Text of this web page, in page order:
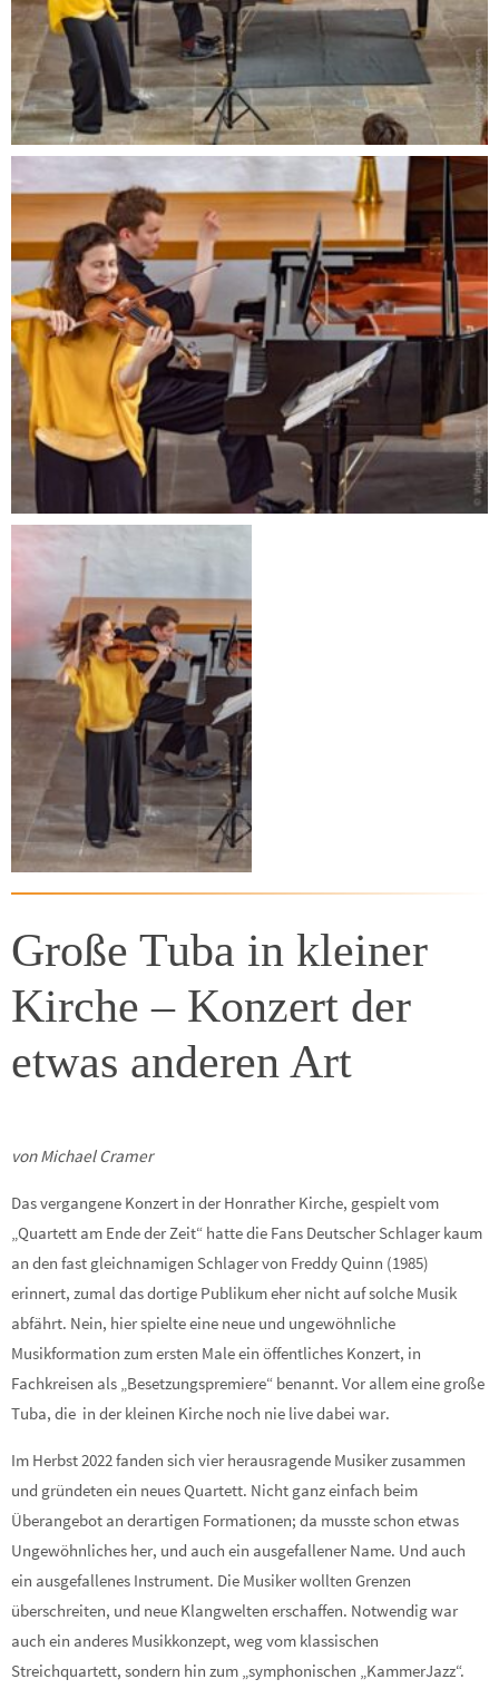
Große Tuba in kleiner
Kirche – Konzert der
etwas anderen Art
von Michael Cramer
Das vergangene Konzert in der Honrather Kirche, gespielt vom
„Quartett am Ende der Zeit“ hatte die Fans Deutscher Schlager kaum
an den fast gleichnamigen Schlager von Freddy Quinn (1985)
erinnert, zumal das dortige Publikum eher nicht auf solche Musik
abfährt. Nein, hier spielte eine neue und ungewöhnliche
Musikformation zum ersten Male ein öffentliches Konzert, in
Fachkreisen als „Besetzungspremiere“ benannt. Vor allem eine große
Tuba, die in der kleinen Kirche noch nie live dabei war.
Im Herbst 2022 fanden sich vier herausragende Musiker zusammen
und gründeten ein neues Quartett. Nicht ganz einfach beim
Überangebot an derartigen Formationen; da musste schon etwas
Ungewöhnliches her, und auch ein ausgefallener Name. Und auch
ein ausgefallenes Instrument. Die Musiker wollten Grenzen
überschreiten, und neue Klangwelten erschaffen. Notwendig war
auch ein anderes Musikkonzept, weg vom klassischen
Streichquartett, sondern hin zum „symphonischen „KammerJazz“.